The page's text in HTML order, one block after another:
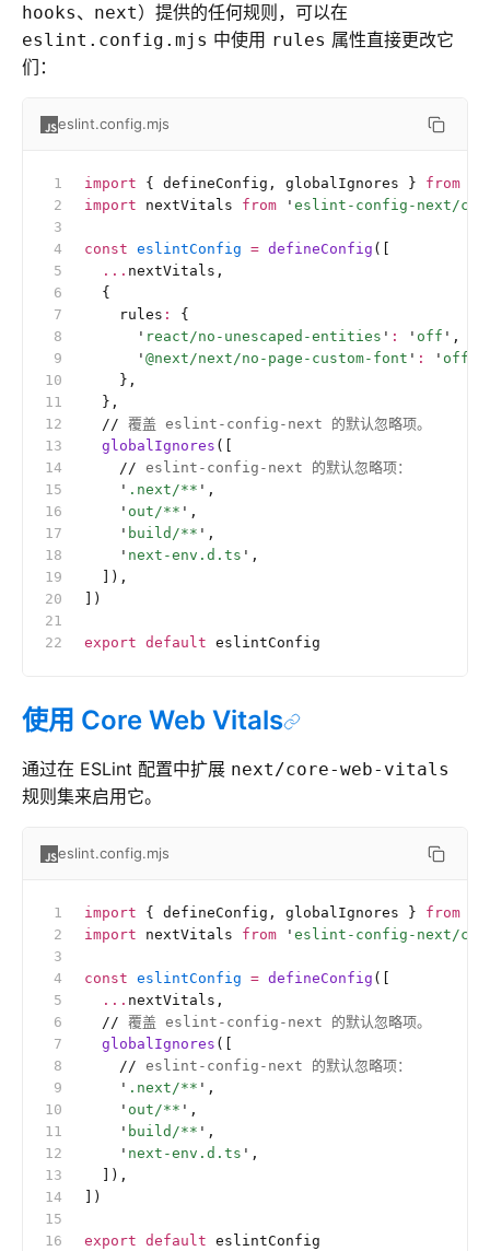
hooks、 next）提供的任何规则，可以在
eslint.config.mjs 中使用 rules 属性直接更改它
们：
eslint.config.mjs
import { defineConfig, globalIgnores } from
import nextVitals from ' eslint-config-next/
const eslintConfig = defineConfig ([
  ...
nextVitals,
  {
    rules
:
{
      '
react/no-unescaped-entities ' : ' off ' ,
      '
@next/next/no-page-custom-font ' : ' off
    },
  },
  //
覆盖 eslint-config-next 的默认忽略项。
  globalIgnores
([
    //
eslint-config-next 的默认忽略项：
    '
.next/** ' ,
    '
out/** ' ,
    '
build/** ' ,
    '
next-env.d.ts ' ,
  ]),
])
export default eslintConfig
使用 Core Web Vitals
通过在 ESLint 配置中扩展 next/core-web-vitals
规则集来启用它。
eslint.config.mjs
import { defineConfig, globalIgnores } from
import nextVitals from ' eslint-config-next/
const eslintConfig = defineConfig ([
  ...
nextVitals,
  //
覆盖 eslint-config-next 的默认忽略项。
  globalIgnores
([
    //
eslint-config-next 的默认忽略项：
    '
.next/** ' ,
    '
out/** ' ,
    '
build/** ' ,
    '
next-env.d.ts ' ,
  ]),
])
export default eslintConfig